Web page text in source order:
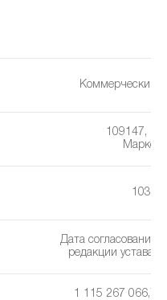
Коммерческий
109147, г.
Дата согласования
редакции устава:
1 115 267 066,77